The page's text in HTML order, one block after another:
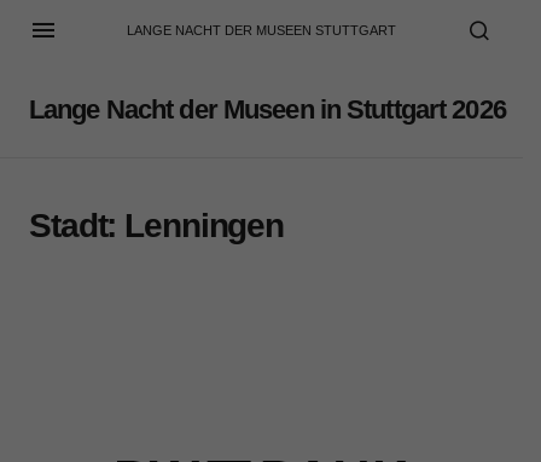
LANGE NACHT DER MUSEEN STUTTGART
Lange Nacht der Museen in Stuttgart 2026
Stadt: Lenningen